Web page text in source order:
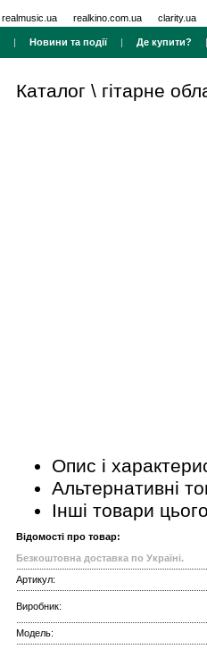
realmusic.ua realkino.com.ua clarity.ua
| Новини та події| Де купити?
Каталог \ гітарне
Опис і
Альтернативні
Інші товари
Відомості про товар:
Безкоштовна доставка по Україні.
Артикул:
Виробник:
Модель: